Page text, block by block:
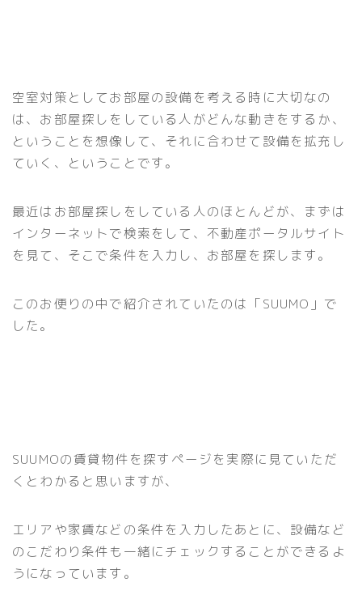
空室対策としてお部屋の設備を考える時に大切なの
は、お部屋探しをしている人がどんな動きをするか、
ということを想像して、それに合わせて設備を拡充し
ていく、ということです。
最近はお部屋探しをしている人のほとんどが、まずは
インターネットで検索をして、不動産ポータルサイト
を見て、そこで条件を入力し、お部屋を探します。
このお便りの中で紹介されていたのは「SUUMO」で
した。
SUUMOの賃貸物件を探すページを実際に見ていただ
くとわかると思いますが、
エリアや家賃などの条件を入力したあとに、設備など
のこだわり条件も一緒にチェックすることができるよ
うになっています。